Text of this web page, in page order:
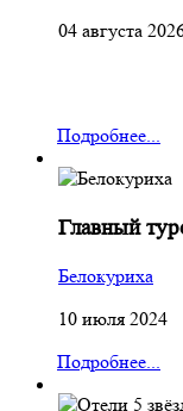
04 августа
Подробнее...
Главный
Белокуриха
10 июля 2024
Подробнее...